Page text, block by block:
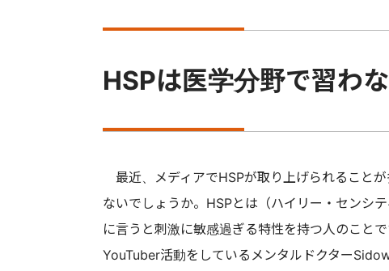
HSPは医学分野で習わ
最近、メディアでHSPが取り上げられること
ないでしょうか。HSPとは（ハイリー・センシ
に言うと刺激に敏感過ぎる特性を持つ人のこと
YouTuber活動をしているメンタルドクター